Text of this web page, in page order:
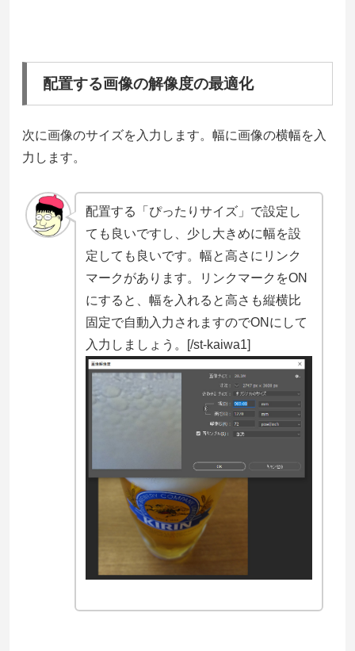
配置する画像の解像度の最適化
次に画像のサイズを入力します。幅に画像の横幅を入
力します。
配置する「ぴったりサイズ」で設定し
ても良いですし、少し大きめに幅を設
定しても良いです。幅と高さにリンク
マークがあります。リンクマークをON
にすると、幅を入れると高さも縦横比
固定で自動入力されますのでONにして
入力しましょう。[/st-kaiwa1]